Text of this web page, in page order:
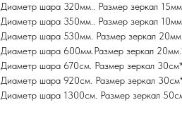
Диаметр шара 320мм.. Размер зеркал
Диаметр шара 350мм.. Размер зеркал
Диаметр шара 530мм. Размер зеркал
Диаметр шара 600мм.Размер зеркал
Диаметр шара 670см. Размер зеркал
Диаметр шара 920см. Размер зеркал
Диаметр шара 1300см. Размер зеркал